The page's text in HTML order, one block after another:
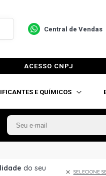
Central de Vendas
ACESSO CNPJ
E QUÍMICOS
do seu
SELECIONE